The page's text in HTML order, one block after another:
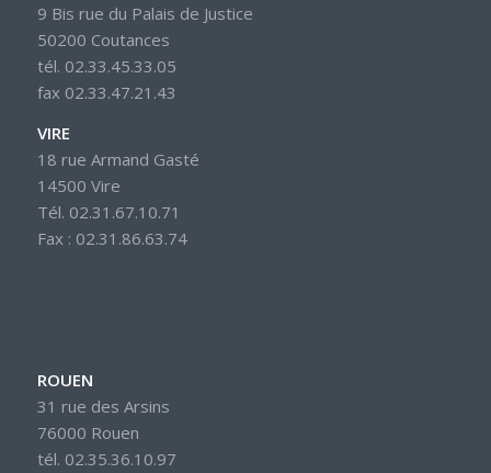
9 Bis rue du Palais de Justice
50200 Coutances
tél. 02.33.45.33.05
fax 02.33.47.21.43
VIRE
18 rue Armand Gasté
14500 Vire
Tél. 02.31.67.10.71
Fax : 02.31.86.63.74
ROUEN
31 rue des Arsins
76000 Rouen
tél. 02.35.36.10.97